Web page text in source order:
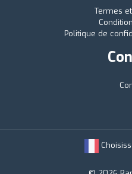
Termes
Politique de